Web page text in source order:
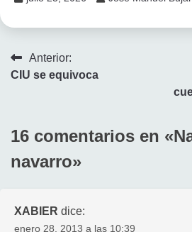
Navegación
Anterior:
CIU se equivoca
16 comentarios en «
navarro»
XABIER dice:
enero 28, 2013 a las 10:39